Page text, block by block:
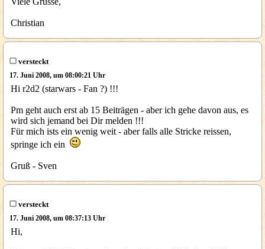
Christian
versteckt
17. Juni 2008, um 08:00:21 Uhr
Hi r2d2 (starwars - Fan ?) !!!
Pm geht auch erst ab 15 Beiträgen - aber ich gehe davon aus, es
wird sich jemand bei Dir melden !!!
Für mich ists ein wenig weit - aber falls alle Stricke reissen,
springe ich ein
Gruß - Sven
versteckt
17. Juni 2008, um 08:37:13 Uhr
Hi,